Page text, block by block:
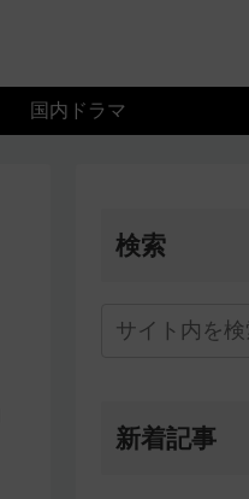
国内ドラマ
検索
新着記事